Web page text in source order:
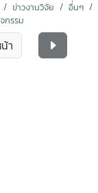
ข่าวงานวิจัย อื่นๆ
กรรม
า